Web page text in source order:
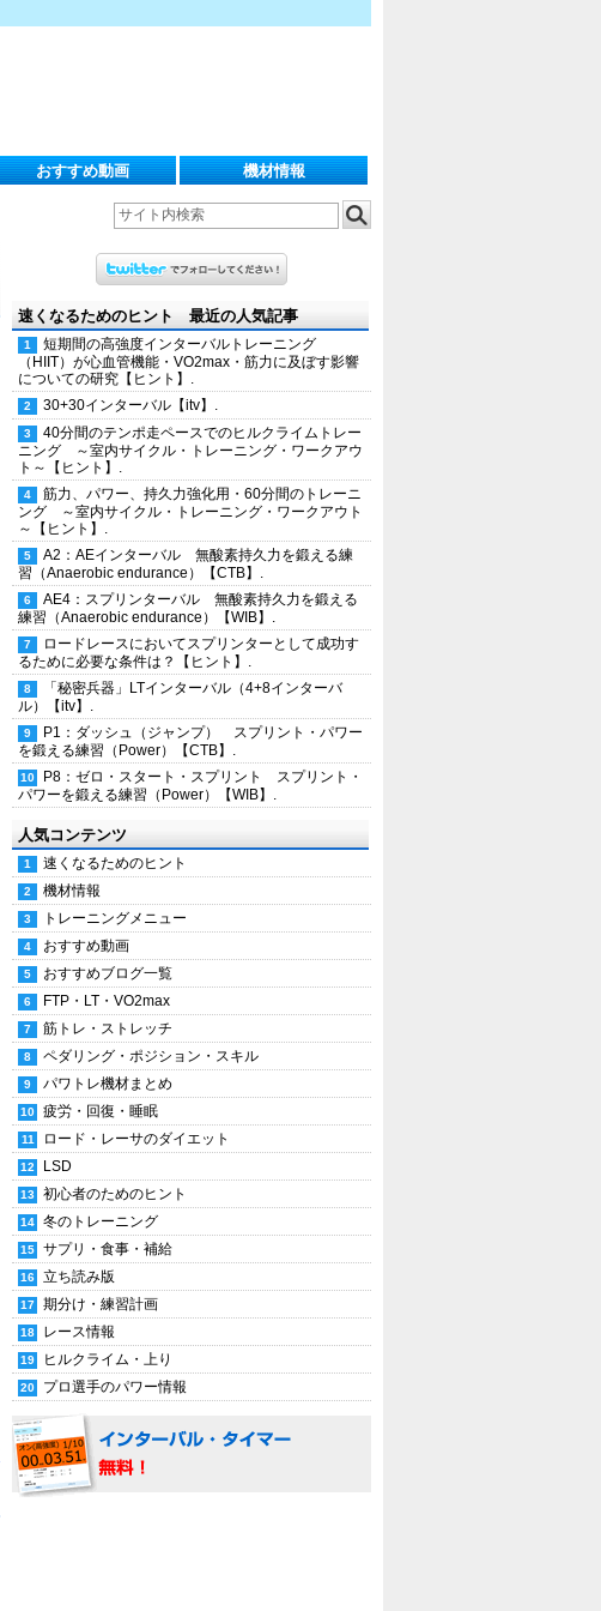
おすすめ動画 機材情報
速くなるためのヒント 最近の人気記事
短期間の高強度インターバルトレーニング
（HIIT）が心血管機能・VO2max・筋力に及ぼす影響
についての研究【ヒント】.
30+30インターバル【itv】.
40分間のテンポ走ペースでのヒルクライムトレー
ニング ～室内サイクル・トレーニング・ワークアウ
ト～【ヒント】.
筋力、パワー、持久力強化用・60分間のトレーニ
ング ～室内サイクル・トレーニング・ワークアウト
～【ヒント】.
A2：AEインターバル 無酸素持久力を鍛える練
習（Anaerobic endurance）【CTB】.
AE4：スプリンターバル 無酸素持久力を鍛える
練習（Anaerobic endurance）【WIB】.
ロードレースにおいてスプリンターとして成功す
るために必要な条件は？【ヒント】.
「秘密兵器」LTインターバル（4+8インターバ
ル）【itv】.
P1：ダッシュ（ジャンプ） スプリント・パワー
を鍛える練習（Power）【CTB】.
P8：ゼロ・スタート・スプリント スプリント・
パワーを鍛える練習（Power）【WIB】.
人気コンテンツ
速くなるためのヒント
機材情報
トレーニングメニュー
おすすめ動画
おすすめブログ一覧
FTP・LT・VO2max
筋トレ・ストレッチ
ペダリング・ポジション・スキル
パワトレ機材まとめ
疲労・回復・睡眠
ロード・レーサのダイエット
LSD
初心者のためのヒント
冬のトレーニング
サプリ・食事・補給
立ち読み版
期分け・練習計画
レース情報
ヒルクライム・上り
プロ選手のパワー情報